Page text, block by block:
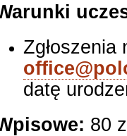
Zgłoszenia
datę
80